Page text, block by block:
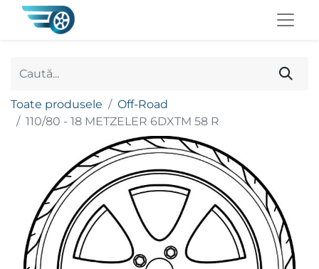
Toate produsele
Off-Road
110/80 - 18 METZELER 6DXTM 58 R